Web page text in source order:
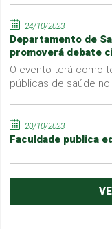
24/10/2023
Departamento de
promoverá debate
O evento terá como
públicas de saúde
20/10/2023
Faculdade publica